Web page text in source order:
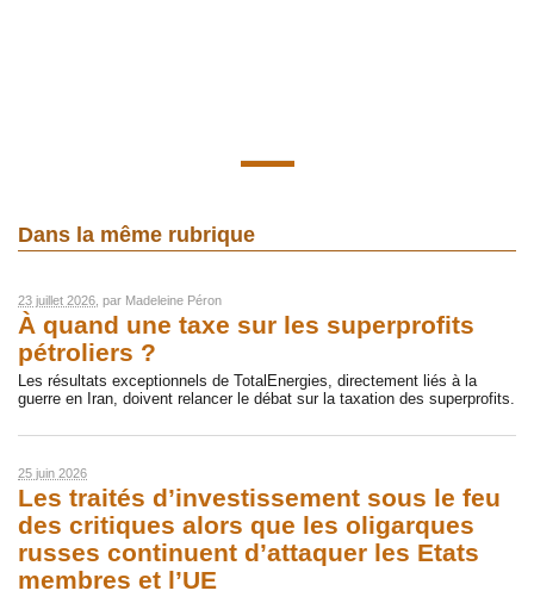
Dans la même rubrique
23 juillet 2026 , par Madeleine Péron
À quand une taxe sur les superprofits
pétroliers ?
Les résultats exceptionnels de TotalEnergies, directement liés à la
guerre en Iran, doivent relancer le débat sur la taxation des superprofits.
25 juin 2026
Les traités d’investissement sous le feu
des critiques alors que les oligarques
russes continuent d’attaquer les Etats
membres et l’UE